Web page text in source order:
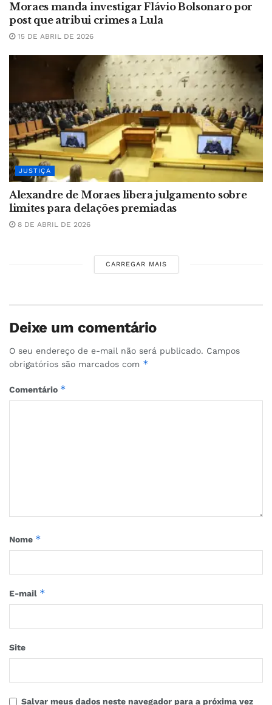
Moraes manda investigar Flávio Bolsonaro por
post que atribui crimes a Lula
15 DE ABRIL DE 2026
JUSTIÇA
Alexandre de Moraes libera julgamento sobre
limites para delações premiadas
8 DE ABRIL DE 2026
CARREGAR MAIS
Deixe um comentário
O seu endereço de e-mail não será publicado. Campos
obrigatórios são marcados com *
Comentário *
Nome *
E-mail *
Site
Salvar meus dados neste navegador para a próxima vez